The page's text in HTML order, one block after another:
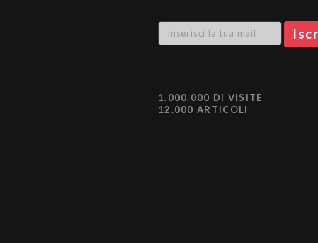
1.000.000 DI VISITE
12.000 ARTICOLI